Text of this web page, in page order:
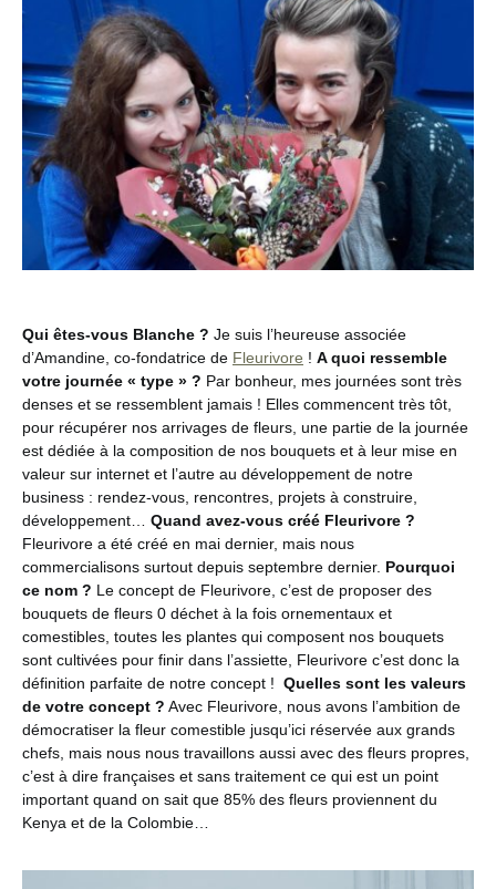
Qui êtes-vous Blanche ? Je suis l’heureuse associée
d’Amandine, co-fondatrice de Fleurivore ! A quoi ressemble
votre journée « type » ? Par bonheur, mes journées sont très
denses et se ressemblent jamais ! Elles commencent très tôt,
pour récupérer nos arrivages de fleurs, une partie de la journée
est dédiée à la composition de nos bouquets et à leur mise en
valeur sur internet et l’autre au développement de notre
business : rendez-vous, rencontres, projets à construire,
développement… Quand avez-vous créé Fleurivore ?
Fleurivore a été créé en mai dernier, mais nous
commercialisons surtout depuis septembre dernier. Pourquoi
ce nom ? Le concept de Fleurivore, c’est de proposer des
bouquets de fleurs 0 déchet à la fois ornementaux et
comestibles, toutes les plantes qui composent nos bouquets
sont cultivées pour finir dans l’assiette, Fleurivore c’est donc la
définition parfaite de notre concept ! Quelles sont les valeurs
de votre concept ? Avec Fleurivore, nous avons l’ambition de
démocratiser la fleur comestible jusqu’ici réservée aux grands
chefs, mais nous nous travaillons aussi avec des fleurs propres,
c’est à dire françaises et sans traitement ce qui est un point
important quand on sait que 85% des fleurs proviennent du
Kenya et de la Colombie…